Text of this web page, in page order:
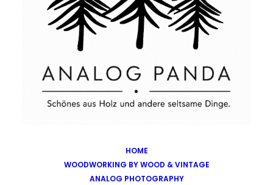
HOME
WOODWORKING BY WOOD & VINTAGE
ANALOG PHOTOGRAPHY